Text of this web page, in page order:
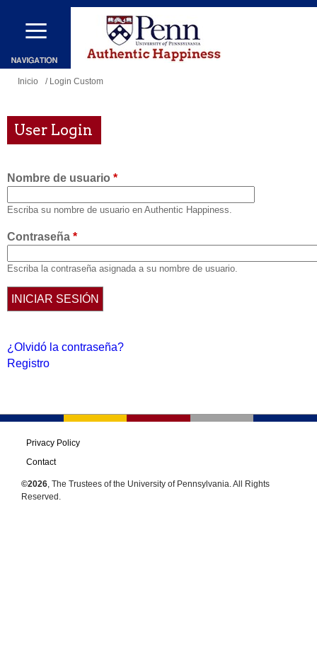
Pasar
contenido
principal
Se
usted
aquí
Inicio / Login Custom
User Login
Nombre de usuario *
Escriba su nombre de usuario en Authentic Happiness.
Contraseña *
Escriba la contraseña asignada a su nombre de usuario.
¿Olvidó la contraseña?
Registro
Privacy Policy
Contact
©2026, The Trustees of the University of Pennsylvania. All Rights
Reserved.